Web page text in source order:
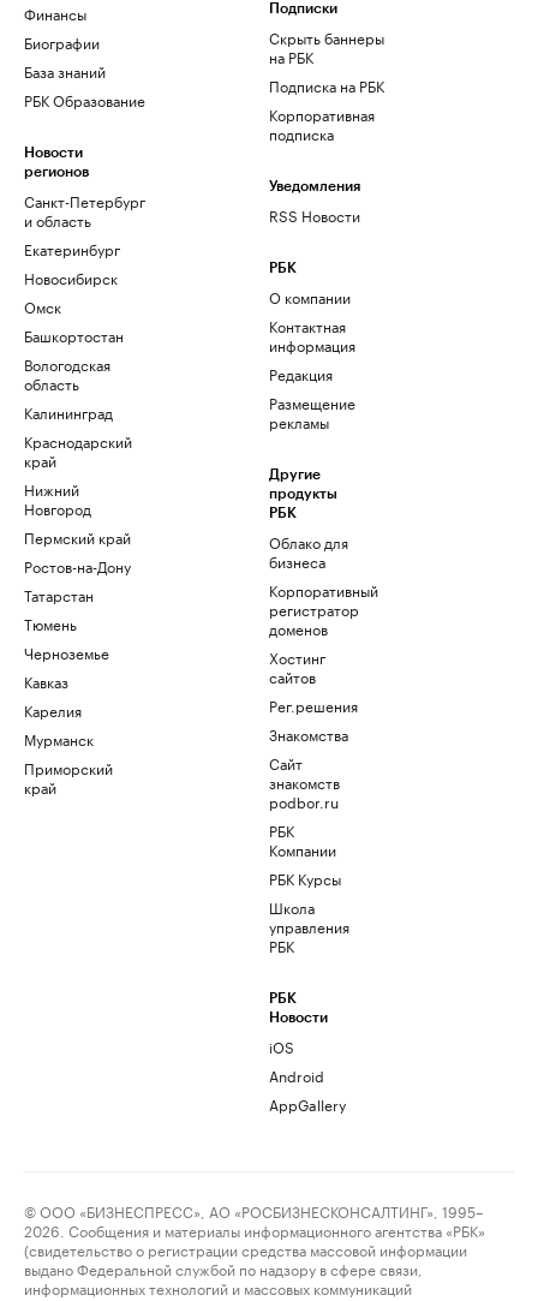
Финансы
Биографии
База знаний
РБК Образование
Новости
регионов
Санкт-Петербург
и область
Екатеринбург
Новосибирск
Омск
Башкортостан
Вологодская
область
Калининград
Краснодарский
край
Нижний
Новгород
Пермский край
Ростов-на-Дону
Татарстан
Тюмень
Черноземье
Кавказ
Карелия
Мурманск
Приморский
край
Подписки
Скрыть баннеры
на РБК
Подписка на РБК
Корпоративная
подписка
Уведомления
RSS Новости
РБК
О компании
Контактная
информация
Редакция
Размещение
рекламы
Другие
продукты
РБК
Облако для
бизнеса
Корпоративный
регистратор
доменов
Хостинг
сайтов
Рег.решения
Знакомства
Сайт
знакомств
podbor.ru
РБК
Компании
РБК Курсы
Школа
управления
РБК
РБК
Новости
iOS
Android
AppGallery
© ООО «БИЗНЕСПРЕСС», АО «РОСБИЗНЕСКОНСАЛТИНГ», 1995–
2026. Сообщения и материалы информационного агентства «РБК»
(свидетельство о регистрации средства массовой информации
выдано Федеральной службой по надзору в сфере связи,
информационных технологий и массовых коммуникаций